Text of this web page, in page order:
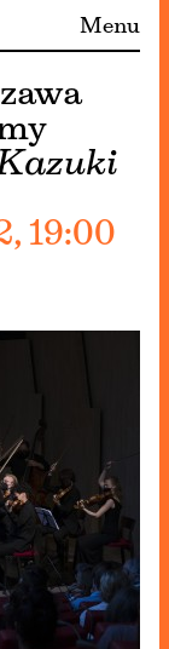
Menu
19:00